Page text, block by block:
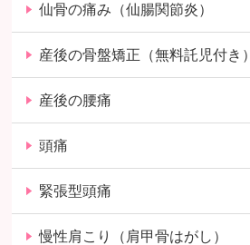
仙骨の痛み（仙腸関節炎）
産後の骨盤矯正（無料託児付き）
産後の腰痛
頭痛
緊張型頭痛
慢性肩こり（肩甲骨はがし）